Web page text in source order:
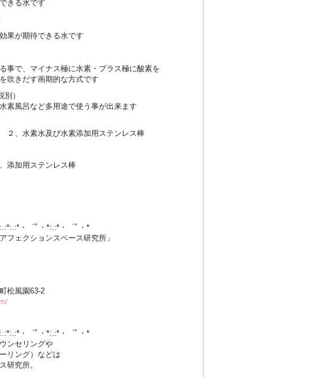
きる水です
果が期待できる水です
事で、マイナス極に水素・プラス極に酸素を
吹きだす画期的な方式です
）
素風呂など多用途で使う事が出来ます
、水素水及び水素添加用ステンレス棒
添加用ステンレス棒
・゜ﾟ・*:.:*・゜ﾟ・*
フェクションスペース研究所」
風園63-2
・゜ﾟ・*:.:*・゜ﾟ・*
ンセリングや
リング）などは
研究所。